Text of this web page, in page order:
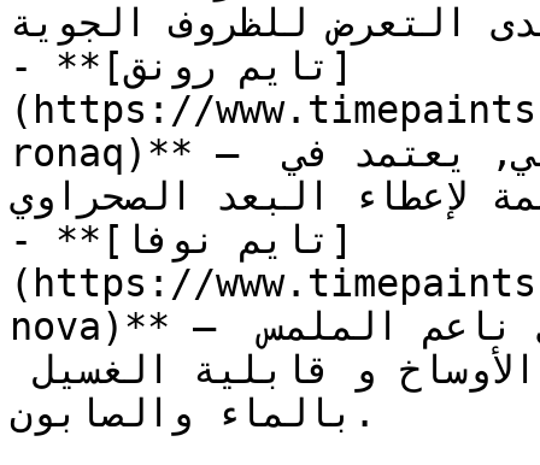
التعرض للظروف الجوية.
- **[تايم رونق]
(https://
ronaq)** — دهان مائي ديكوري، نهائي, يعتمد في
لإعطاء البعد الصحراوي
- **[تايم نوفا]
(https://
nova)** — دهان مائي أكريليك نقي حريري ناعم الملمس
بالماء والصابون.